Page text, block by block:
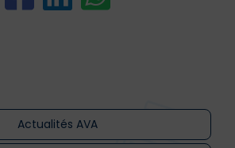
Actualités AVA